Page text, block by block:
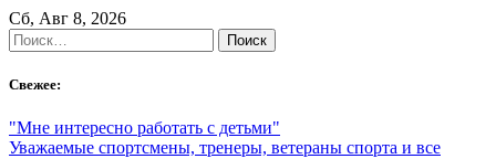
Skip
to
content
Сб, Авг 8, 2026
Найти:
Свежее:
"Мне интересно работать с детьми"
Уважаемые спортсмены, тренеры, ветераны спорта и все